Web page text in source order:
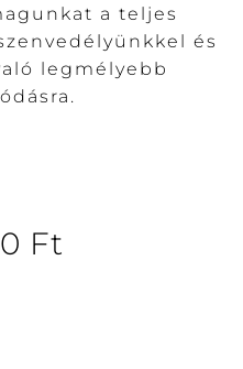
a teljes
és
legmélyebb
Ft